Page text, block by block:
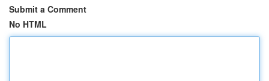
Submit a Comment
No HTML